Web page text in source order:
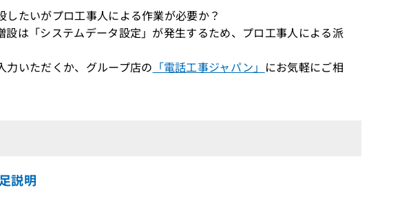
たいがプロ工事人による作業が必要か？
「システムデータ設定」が発生するため、プロ工事人による派
力いただくか、グループ店の 「電話工事ジャパン」 にお気軽にご相
説明